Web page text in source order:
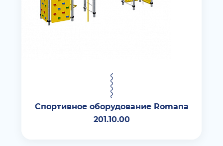
Спортивное оборудование Romana
201.10.00